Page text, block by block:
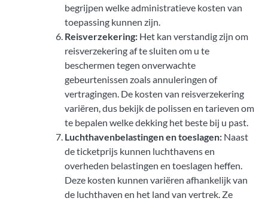
begrijpen welke administratieve kosten van
toepassing kunnen zijn.
Reisverzekering: Het kan verstandig zijn om
reisverzekering af te sluiten om u te
beschermen tegen onverwachte
gebeurtenissen zoals annuleringen of
vertragingen. De kosten van reisverzekering
variëren, dus bekijk de polissen en tarieven om
te bepalen welke dekking het beste bij u past.
Luchthavenbelastingen en toeslagen: Naast
de ticketprijs kunnen luchthavens en
overheden belastingen en toeslagen heffen.
Deze kosten kunnen variëren afhankelijk van
de luchthaven en het land van vertrek. Ze